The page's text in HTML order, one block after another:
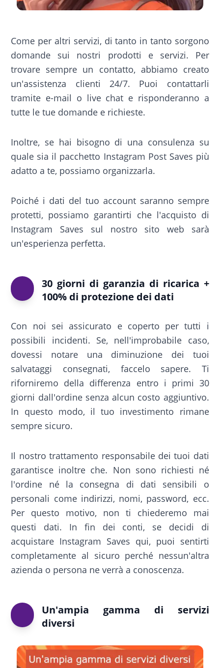
Come per altri servizi, di tanto in tanto sorgono
domande sui nostri prodotti e servizi. Per
trovare sempre un contatto, abbiamo creato
un'assistenza clienti 24/7. Puoi contattarli
tramite e-mail o live chat e risponderanno a
tutte le tue domande e richieste.
Inoltre, se hai bisogno di una consulenza su
quale sia il pacchetto Instagram Post Saves più
adatto a te, possiamo organizzarla.
Poiché i dati del tuo account saranno sempre
protetti, possiamo garantirti che l'acquisto di
Instagram Saves sul nostro sito web sarà
un'esperienza perfetta.
30 giorni di garanzia di ricarica +
100% di protezione dei dati
Con noi sei assicurato e coperto per tutti i
possibili incidenti. Se, nell'improbabile caso,
dovessi notare una diminuzione dei tuoi
salvataggi consegnati, faccelo sapere. Ti
riforniremo della differenza entro i primi 30
giorni dall'ordine senza alcun costo aggiuntivo.
In questo modo, il tuo investimento rimane
sempre sicuro.
Il nostro trattamento responsabile dei tuoi dati
garantisce inoltre che. Non sono richiesti né
l'ordine né la consegna di dati sensibili o
personali come indirizzi, nomi, password, ecc.
Per questo motivo, non ti chiederemo mai
questi dati. In fin dei conti, se decidi di
acquistare Instagram Saves qui, puoi sentirti
completamente al sicuro perché nessun'altra
azienda o persona ne verrà a conoscenza.
Un'ampia gamma di servizi
diversi